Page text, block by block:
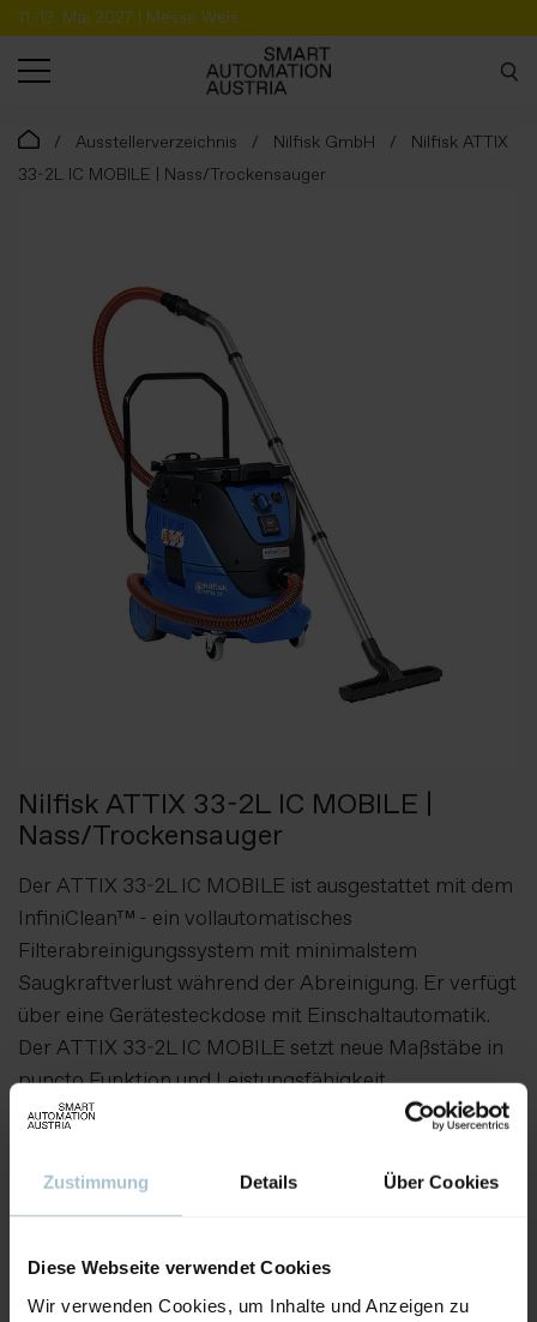
Zustimmung Details Über Cookies
Diese Webseite verwendet Cookies
Wir verwenden Cookies, um Inhalte und Anzeigen zu
11.-13. Mai 2027 | Messe Wels
Ausstellerverzeichnis Nilfisk GmbH
Nilfisk ATTIX
33-2L IC MOBILE | Nass/Trockensauger
Nilfisk ATTIX 33-2L IC MOBILE |
Nass/Trockensauger
Der ATTIX 33-2L IC MOBILE ist ausgestattet mit dem
InfiniClean™ - ein vollautomatisches
Filterabreinigungssystem mit minimalstem
Saugkraftverlust während der Abreinigung. Er verfügt
über eine Gerätesteckdose mit Einschaltautomatik.
Der ATTIX 33-2L IC MOBILE setzt neue Maßstäbe in
puncto Funktion und Leistungsfähigkeit.
Aussteller: